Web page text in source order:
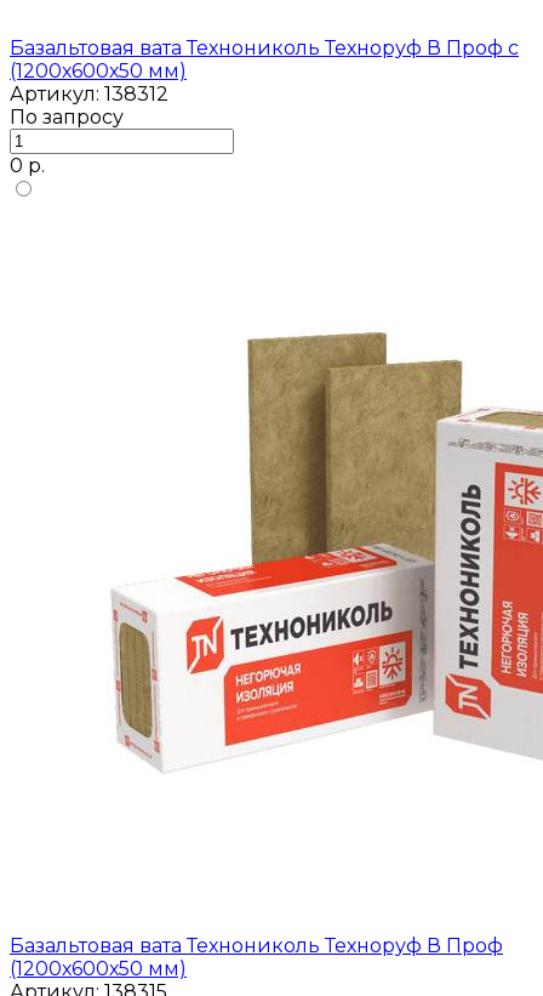
Базальтовая вата Технониколь Техноруф В Проф с
(1200х600х50 мм)
Артикул: 138312
По запросу
0 р.
Базальтовая вата Технониколь Техноруф В Проф
(1200х600х50 мм)